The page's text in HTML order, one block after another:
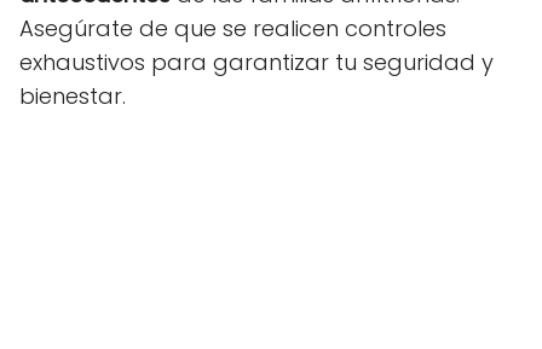
Asegúrate de que se realicen controles
exhaustivos para garantizar tu seguridad y
bienestar.